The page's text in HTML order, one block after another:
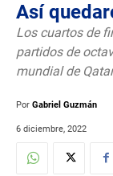
Así
Los cuartos de
partidos de
mundial de
Por Gabriel Guzmán
6 diciembre, 2022